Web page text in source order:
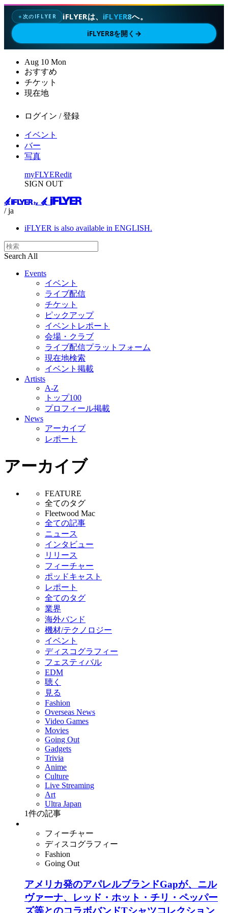
✦次のIFLYER iFLYERは、 iFLYER8へ。
iFLYER8を開く →
Aug 10 Mon
おすすめ
チケット
現在地
ログイン / 登録
イベント
バー
写真
myFLYERedit
SIGN OUT
/ ja
iFLYER is also available in ENGLISH.
Search All
Events
イベント
ライブ配信
チケット
ピックアップ
イベントレポート
会場・クラブ
ライブ配信プラットフォーム
現在地検索
イベント掲載
Artists
A-Z
トップ100
プロフィール掲載
News
アーカイブ
レポート
アーカイブ
FEATURE
全てのタグ
Fleetwood Mac
全ての記事
ニュース
インタビュー
リリース
フィーチャー
ポッドキャスト
レポート
全てのタグ
業界
海外バンド
機材/テクノロジー
イベント
ディスコグラフィー
フェスティバル
EDM
聴く
見る
Fashion
Overseas News
Video Games
Movies
Going Out
Gadgets
Trivia
Anime
Culture
Live Streaming
Art
Ultra Japan
1件の記事
フィーチャー
ディスコグラフィー
Fashion
Going Out
アメリカ発のアパレルブランドGapが、ニル
ヴァーナ、レッド・ホット・チリ・ペッパー
ズ等とのコラボバンドTシャツコレクション